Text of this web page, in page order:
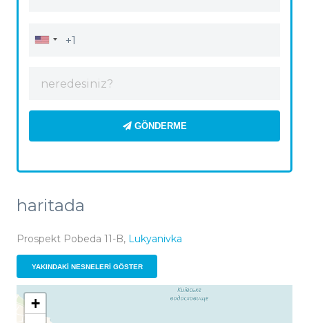
GÖNDERME
haritada
Prospekt Pobeda 11-B, Lukyanivka
YAKINDAKI NESNELERI GÖSTER
+